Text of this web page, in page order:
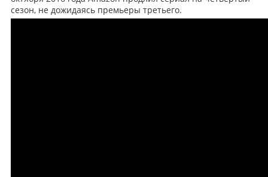
сезон, не дожидаясь премьеры третьего.